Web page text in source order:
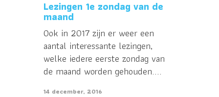
Lezingen 1e zondag van de
maand
Ook in 2017 zijn er weer een
aantal interessante lezingen,
welke iedere eerste zondag van
de maand worden gehouden....
14 december, 2016